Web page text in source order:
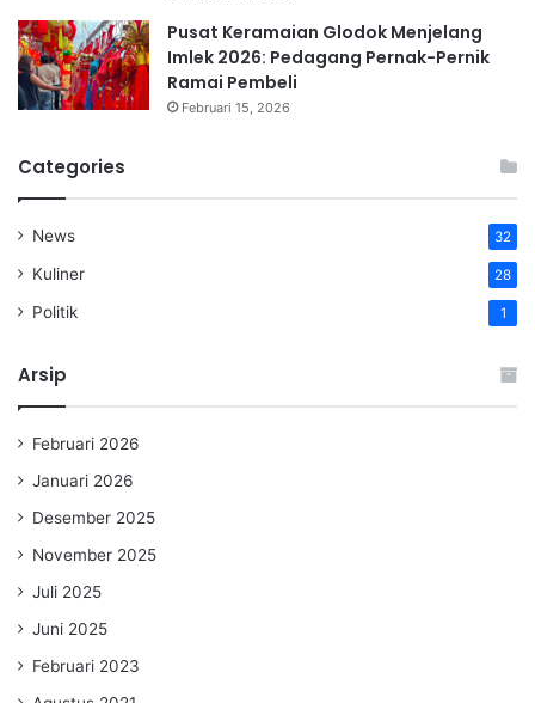
Pusat Keramaian Glodok Menjelang
Imlek 2026: Pedagang Pernak-Pernik
Ramai Pembeli
Februari 15, 2026
Categories
News 32
Kuliner 28
Politik 1
Arsip
Februari 2026
Januari 2026
Desember 2025
November 2025
Juli 2025
Juni 2025
Februari 2023